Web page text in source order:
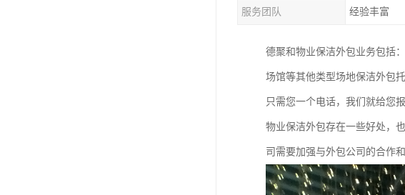
服务团队 经验丰富
德聚和物业保洁外包业务包括
场馆等其他类型场地保洁外包
只需您一个电话，我们就给您
物业保洁外包存在一些好处，
司需要加强与外包公司的合作